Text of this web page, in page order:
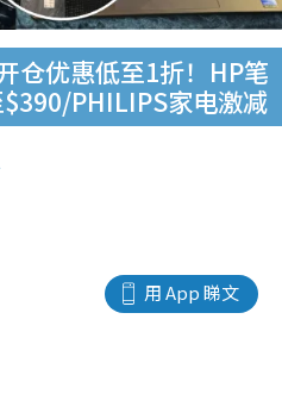
仓优惠低至1折！HP笔
PHILIPS家电激减
用 App 睇文